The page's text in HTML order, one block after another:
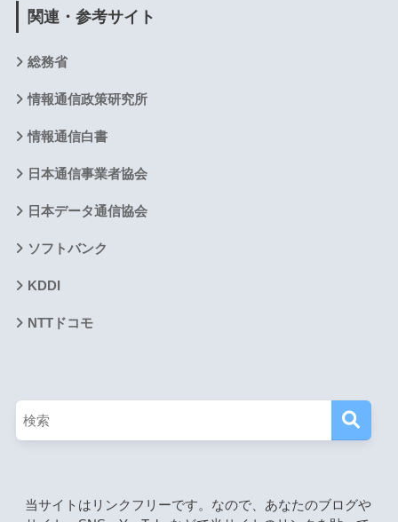
関連・参考サイト
総務省
情報通信政策研究所
情報通信白書
日本通信事業者協会
日本データ通信協会
ソフトバンク
KDDI
NTTドコモ
当サイトはリンクフリーです。なので、あなたのブログや